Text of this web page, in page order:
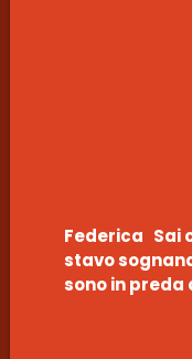
Federica Sai
stavo
sono in preda